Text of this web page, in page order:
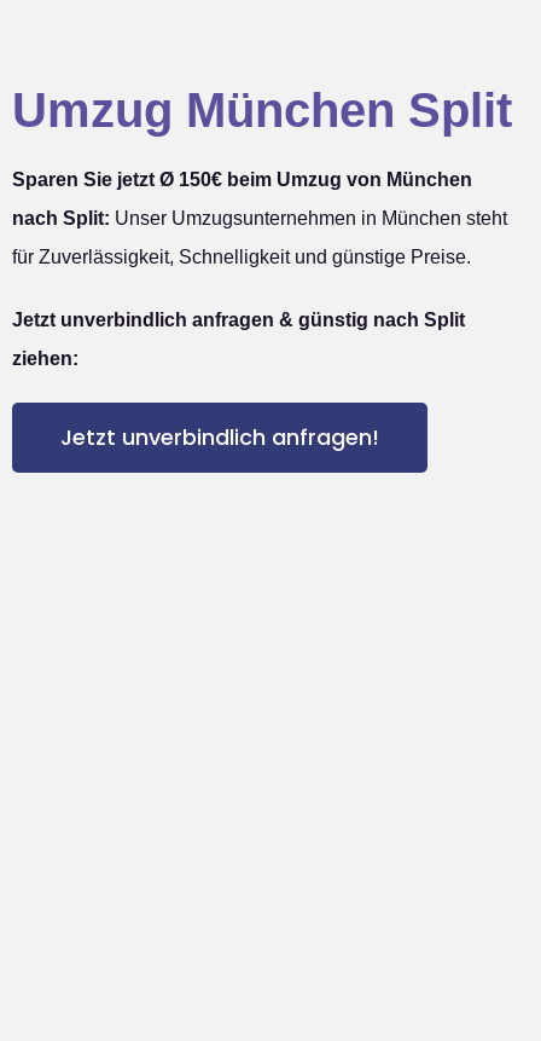
Umzug München Split
Sparen Sie jetzt Ø 150€ beim Umzug von München
nach Split: Unser Umzugsunternehmen in München steht
für Zuverlässigkeit, Schnelligkeit und günstige Preise.
Jetzt unverbindlich anfragen & günstig nach Split
ziehen:
Jetzt unverbindlich anfragen!